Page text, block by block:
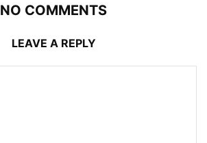
NO COMMENTS
LEAVE A REPLY